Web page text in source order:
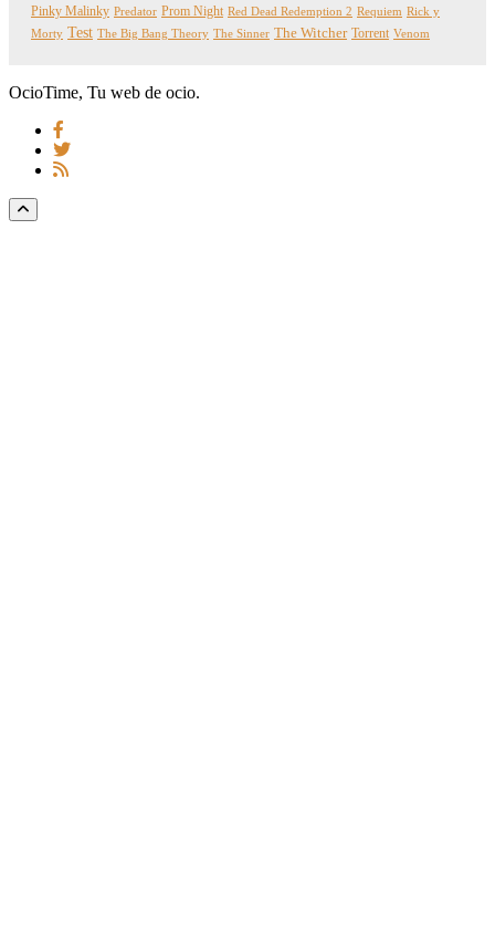
Pinky Malinky Predator Prom Night Red Dead Redemption 2 Requiem Rick y
Morty Test The Big Bang Theory The Sinner The Witcher Torrent Venom
OcioTime, Tu web de ocio.